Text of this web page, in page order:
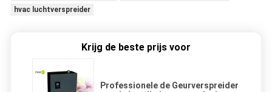
hvac luchtverspreider
Krijg de beste prijs voor
Professionele de Geurverspreider